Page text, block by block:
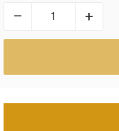
– +